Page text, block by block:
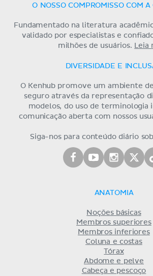
O NOSSO COMPROMISSO COM A
Fundamentado na literatura
validado por especialistas e
milhões de usuários.
Leia
DIVERSIDADE E
O Kenhub promove um ambiente
seguro através da representação
modelos, do uso de terminologia
comunicação aberta com nossos
Siga-nos para conteúdo diário
ANATOMIA
Noções básicas
Membros superiores
Membros inferiores
Coluna e costas
Tórax
Abdome e pelve
Cabeça e pescoço